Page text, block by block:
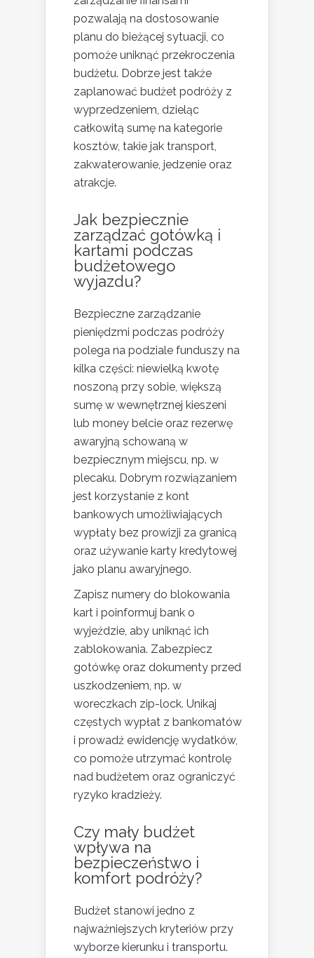
pozwalają na dostosowanie
planu do bieżącej sytuacji, co
pomoże uniknąć przekroczenia
budżetu. Dobrze jest także
zaplanować budżet podróży z
wyprzedzeniem, dzieląc
całkowitą sumę na kategorie
kosztów, takie jak transport,
zakwaterowanie, jedzenie oraz
atrakcje.
Jak bezpiecznie
zarządzać gotówką i
kartami podczas
budżetowego
wyjazdu?
Bezpieczne zarządzanie
pieniędzmi podczas podróży
polega na podziale funduszy na
kilka części: niewielką kwotę
noszoną przy sobie, większą
sumę w wewnętrznej kieszeni
lub money belcie oraz rezerwę
awaryjną schowaną w
bezpiecznym miejscu, np. w
plecaku. Dobrym rozwiązaniem
jest korzystanie z kont
bankowych umożliwiających
wypłaty bez prowizji za granicą
oraz używanie karty kredytowej
jako planu awaryjnego.
Zapisz numery do blokowania
kart i poinformuj bank o
wyjeździe, aby uniknąć ich
zablokowania. Zabezpiecz
gotówkę oraz dokumenty przed
uszkodzeniem, np. w
woreczkach zip-lock. Unikaj
częstych wypłat z bankomatów
i prowadź ewidencję wydatków,
co pomoże utrzymać kontrolę
nad budżetem oraz ograniczyć
ryzyko kradzieży.
Czy mały budżet
wpływa na
bezpieczeństwo i
komfort podróży?
Budżet stanowi jedno z
najważniejszych kryteriów przy
wyborze kierunku i transportu.